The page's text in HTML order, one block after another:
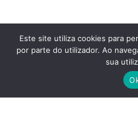
Este site utiliza cookies para
por parte do utilizador. Ao
sua